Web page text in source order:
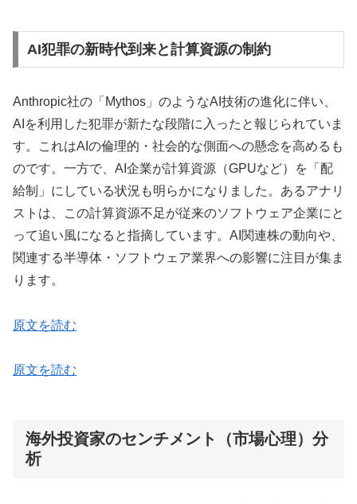
AI犯罪の新時代到来と計算資源の制約
Anthropic社の「Mythos」のようなAI技術の進化に伴い、
AIを利用した犯罪が新たな段階に入ったと報じられていま
す。これはAIの倫理的・社会的な側面への懸念を高めるも
のです。一方で、AI企業が計算資源（GPUなど）を「配
給制」にしている状況も明らかになりました。あるアナリ
ストは、この計算資源不足が従来のソフトウェア企業にと
って追い風になると指摘しています。AI関連株の動向や、
関連する半導体・ソフトウェア業界への影響に注目が集ま
ります。
原文を読む
原文を読む
海外投資家のセンチメント（市場心理）分
析